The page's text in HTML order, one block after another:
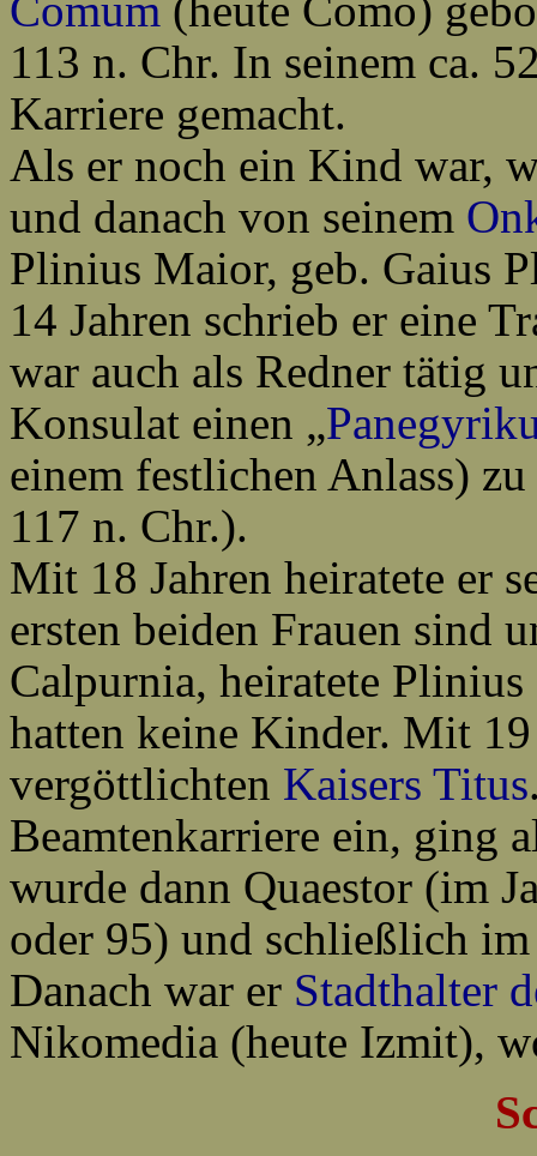
113 n. Chr. In seinem ca.
Karriere gemacht.
Als er noch ein Kind war,
und danach von seinem
Plinius Maior, geb. Gaius
14 Jahren schrieb er eine
war auch als Redner tätig
Konsulat einen „
einem festlichen Anlass)
117 n. Chr.).
Mit 18 Jahren heiratete er
ersten beiden Frauen sind
Calpurnia, heiratete
hatten keine Kinder. Mit 19
vergöttlichten Kaisers Titus
Beamtenkarriere ein, ging
wurde dann Quaestor (im
oder 95) und schließlich
Danach war er Stadthalter
Nikomedia (heute Izmit),